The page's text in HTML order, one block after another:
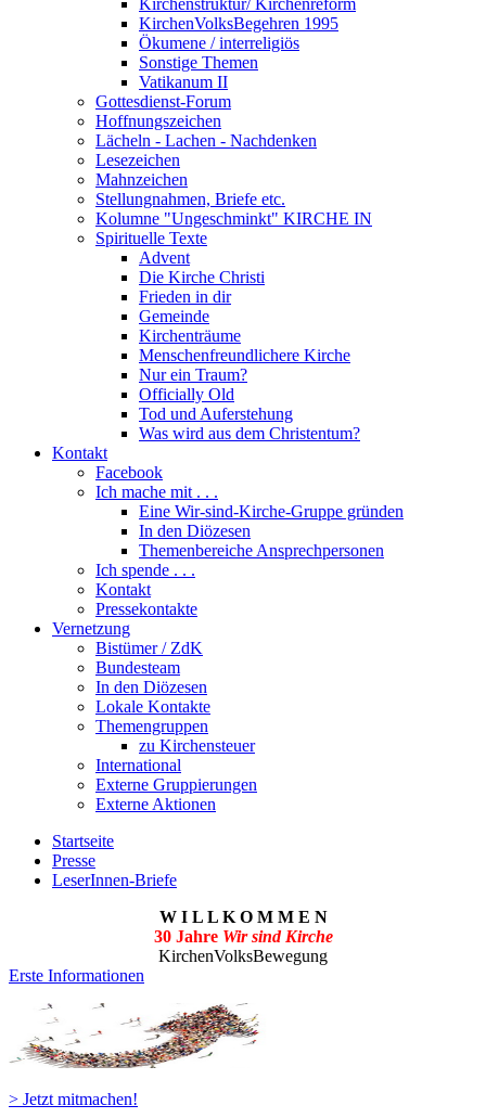
Kirchenstruktur/ Kirchenreform
KirchenVolksBegehren 1995
Ökumene / interreligiös
Sonstige Themen
Vatikanum II
Gottesdienst-Forum
Hoffnungszeichen
Lächeln - Lachen - Nachdenken
Lesezeichen
Mahnzeichen
Stellungnahmen, Briefe etc.
Kolumne "Ungeschminkt" KIRCHE IN
Spirituelle Texte
Advent
Die Kirche Christi
Frieden in dir
Gemeinde
Kirchenträume
Menschenfreundlichere Kirche
Nur ein Traum?
Officially Old
Tod und Auferstehung
Was wird aus dem Christentum?
Kontakt
Facebook
Ich mache mit . . .
Eine Wir-sind-Kirche-Gruppe gründen
In den Diözesen
Themenbereiche Ansprechpersonen
Ich spende . . .
Kontakt
Pressekontakte
Vernetzung
Bistümer / ZdK
Bundesteam
In den Diözesen
Lokale Kontakte
Themengruppen
zu Kirchensteuer
International
Externe Gruppierungen
Externe Aktionen
Startseite
Presse
LeserInnen-Briefe
W I L L K O M M E N
30 Jahre Wir sind Kirche
KirchenVolksBewegung
Erste Informationen
> Jetzt mitmachen!